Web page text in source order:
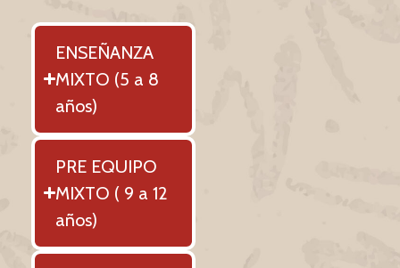
ENSEÑANZA
MIXTO (5 a 8
años)
PRE EQUIPO
MIXTO ( 9 a 12
años)